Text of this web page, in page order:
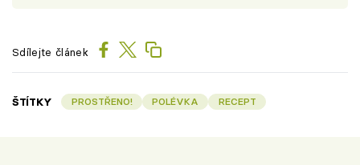
Sdílejte článek
ŠTÍTKY PROSTŘENO! POLÉVKA RECEPT